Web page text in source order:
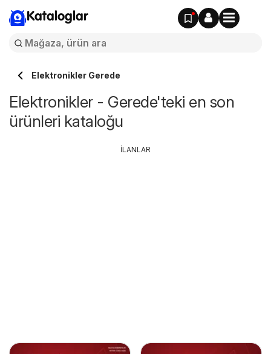
Kataloglar
Elektronikler Gerede
Elektronikler - Gerede'teki en son
ürünleri kataloğu
İLANLAR